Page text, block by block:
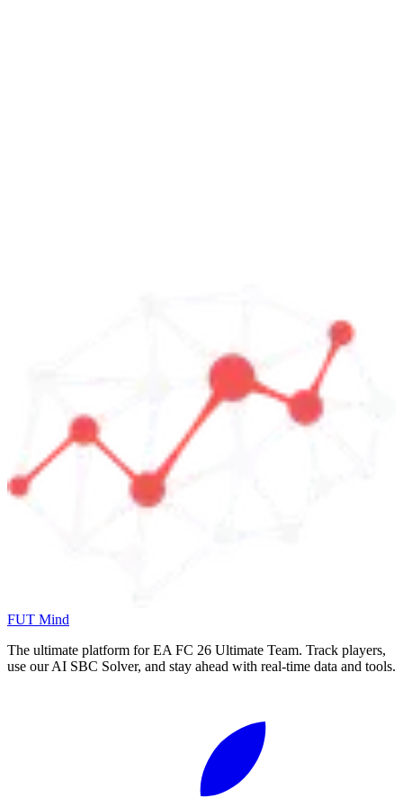
FUT Mind
The ultimate platform for EA FC 26 Ultimate Team. Track players,
use our AI SBC Solver, and stay ahead with real-time data and tools.